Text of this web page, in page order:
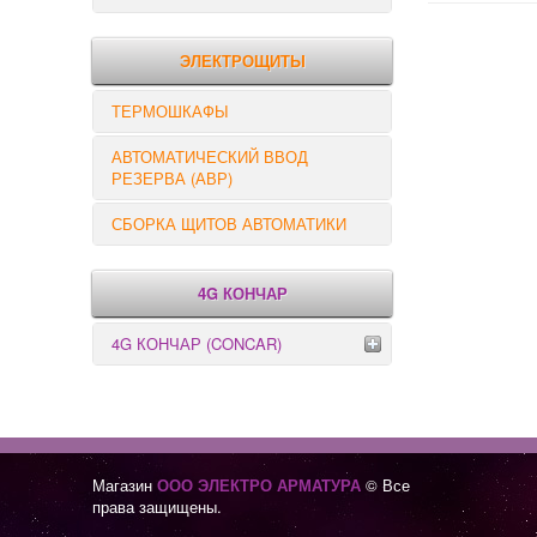
РЕЛЕ КОНТРОЛЯ
ЭЛЕКТРОЩИТЫ
ТЕРМОШКАФЫ
АВТОМАТИЧЕСКИЙ ВВОД
РЕЗЕРВА (АВР)
СБОРКА ЩИТОВ АВТОМАТИКИ
4G КОНЧАР
4G КОНЧАР (CONCAR)
Магазин ООО ЭЛЕКТРО АРМАТУРА © Все
права защищены.